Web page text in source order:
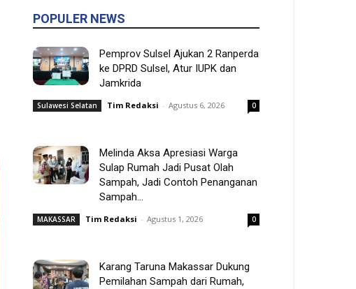
POPULER NEWS
Pemprov Sulsel Ajukan 2 Ranperda
ke DPRD Sulsel, Atur IUPK dan
Jamkrida
Sulawesi Selatan Tim Redaksi - Agustus 6, 2026 0
Melinda Aksa Apresiasi Warga
Sulap Rumah Jadi Pusat Olah
Sampah, Jadi Contoh Penanganan
Sampah...
MAKASSAR Tim Redaksi - Agustus 1, 2026 0
Karang Taruna Makassar Dukung
Pemilahan Sampah dari Rumah,